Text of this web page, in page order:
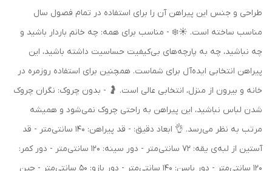
طراحی و جنس این پیراهن آن را برای استفاده در تمام فصول سال
مناسب ساخته است. ☀️❄️ - مناسب برای همه: چه خانم باردار باشید و
چه نباشید، چه به پارچه‌های بی‌کیفیت حساسیت داشته باشید، این
پیراهن انتخابی ایده‌آل برای شماست. همچنین برای استفاده روزمره در
خانه و بیرون از منزل، انتخابی عالی است. 🤰 - بدون چروک: نگران چروک
شدن لباس نباشید، این پیراهن به راحتی چروک نمی‌شود و همیشه
مرتب به نظر می‌رسد. 👌 ابعاد دقیق: - قد پیراهن: 140 سانتی‌متر - قد
آستین از لبه‌ی یقه: 72 سانتی‌متر - دور سینه: 120 سانتی‌متر - دور کمر:
120 سانتی‌متر - دور باسن: 140 سانتی‌متر - دور بازو: 50 سانتی‌متر - چین